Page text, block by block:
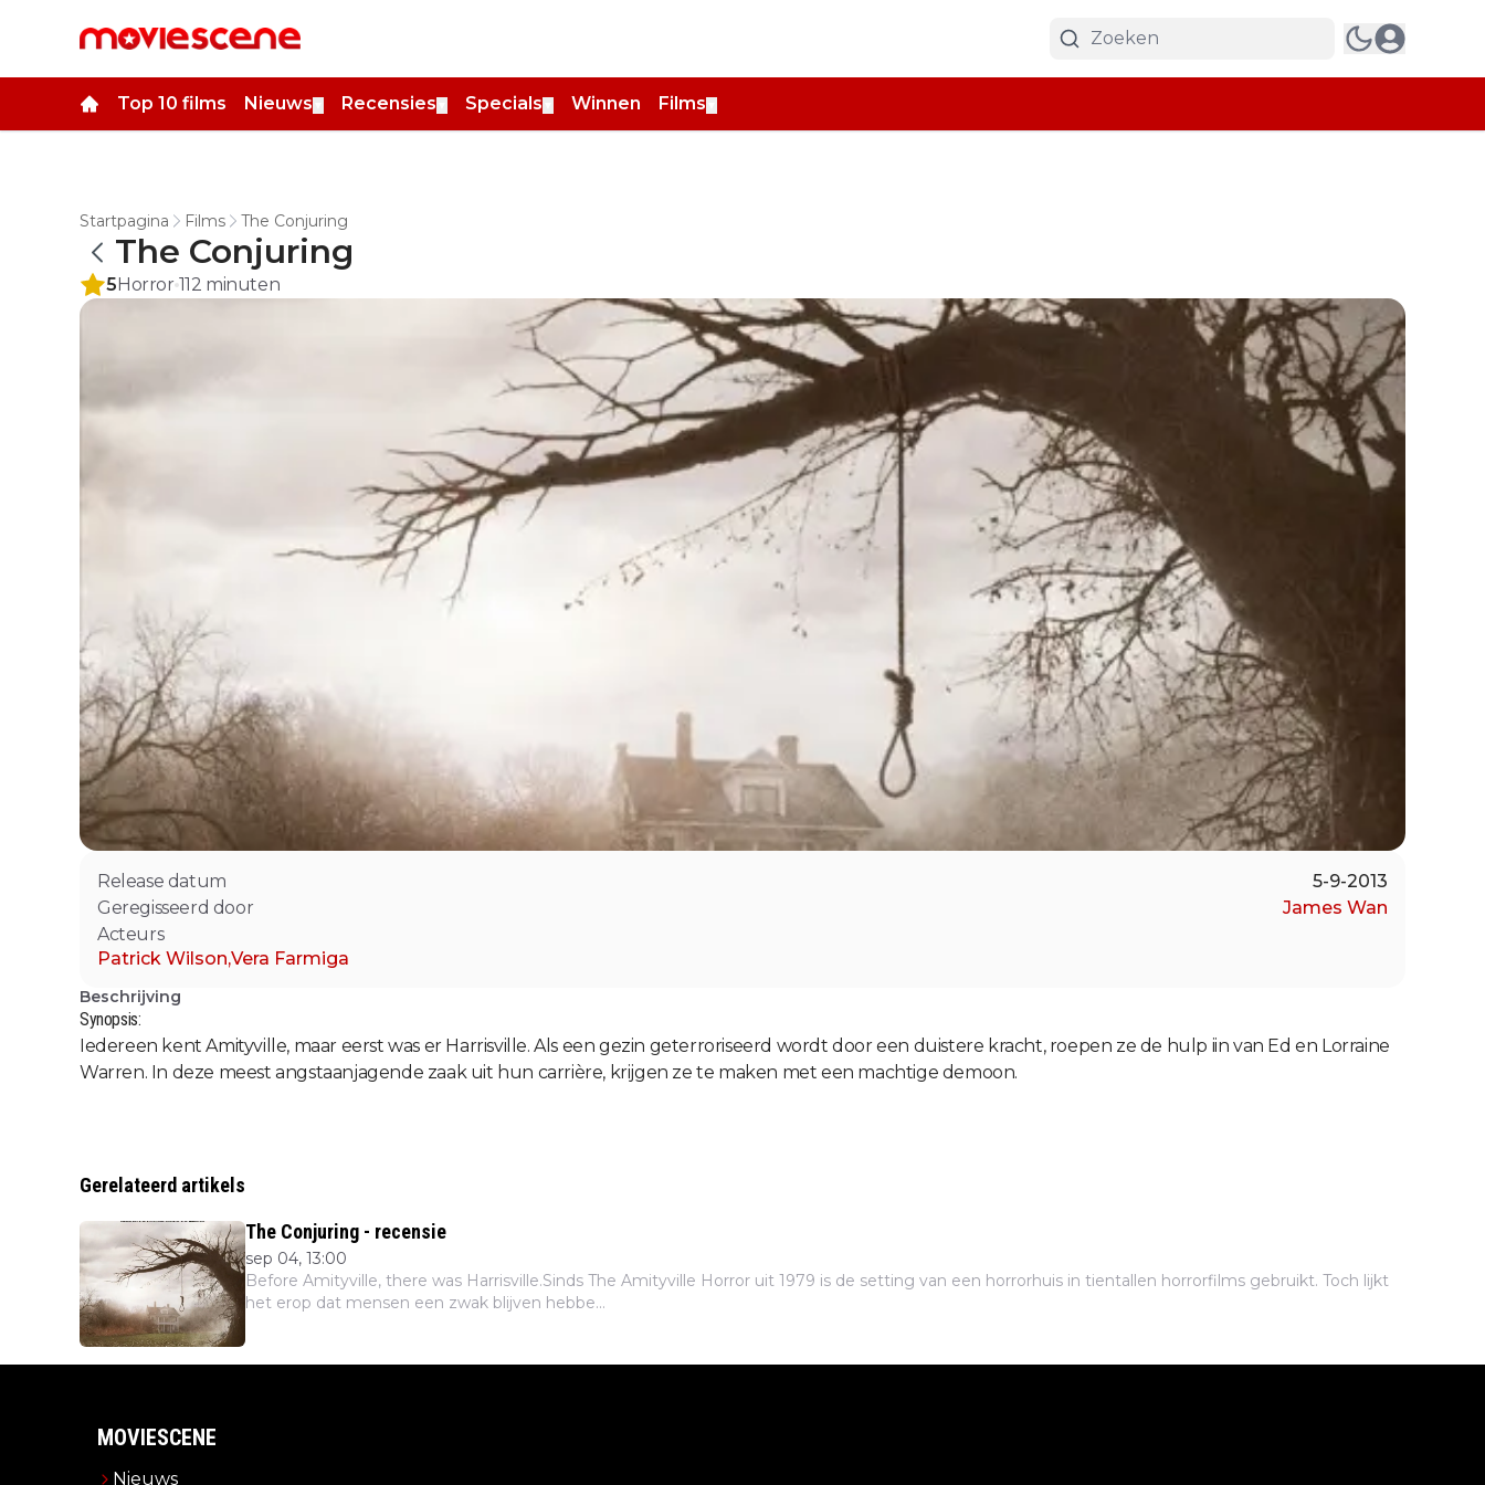
Top 10 films Nieuws Recensies Specials Winnen Films
Startpagina Films The Conjuring
The Conjuring
5Horror 112 minuten
Release datum
5-9-2013
Geregisseerd door
James Wan
Acteurs
Patrick Wilson,Vera Farmiga
Beschrijving
Synopsis:
Iedereen kent Amityville, maar eerst was er Harrisville. Als een gezin geterroriseerd wordt door een duistere kracht, roepen ze de hulp iin van Ed en Lorraine
Warren. In deze meest angstaanjagende zaak uit hun carrière, krijgen ze te maken met een machtige demoon.
Gerelateerd artikels
The Conjuring - recensie
sep 04, 13:00
Before Amityville, there was Harrisville.Sinds The Amityville Horror uit 1979 is de setting van een horrorhuis in tientallen horrorfilms gebruikt. Toch lijkt
het erop dat mensen een zwak blijven hebbe...
MOVIESCENE
Nieuws